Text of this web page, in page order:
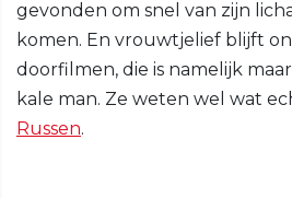
gevonden om snel van zijn
komen. En vrouwtjelief blijft
doorfilmen, die is namelijk
kale man. Ze weten wel wat
Russen.